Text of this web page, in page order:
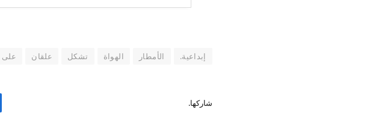
إبداعية. الأمطار الهواة تشكل علقان على
شاركها.